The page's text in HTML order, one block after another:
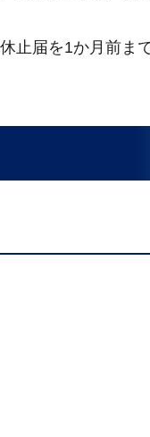
止届を1か月前ま